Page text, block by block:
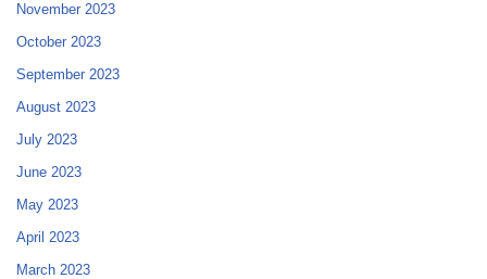
November 2023
October 2023
September 2023
August 2023
July 2023
June 2023
May 2023
April 2023
March 2023